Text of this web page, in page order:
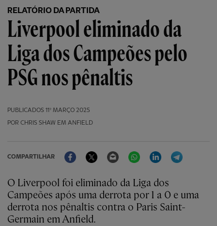
RELATÓRIO DA PARTIDA
Liverpool eliminado da
Liga dos Campeões pelo
PSG nos pênaltis
PUBLICADOS 11º MARÇO 2025
POR CHRIS SHAW EM ANFIELD
COMPARTILHAR
FacebookTwitter Email WhatsAppLinkedIn
O Liverpool foi eliminado da Liga dos
Campeões após uma derrota por 1 a 0 e uma
derrota nos pênaltis contra o Paris Saint-
Germain em Anfield.